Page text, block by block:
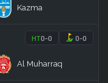
Kazma
HT0-0 0-0
Al Muharraq